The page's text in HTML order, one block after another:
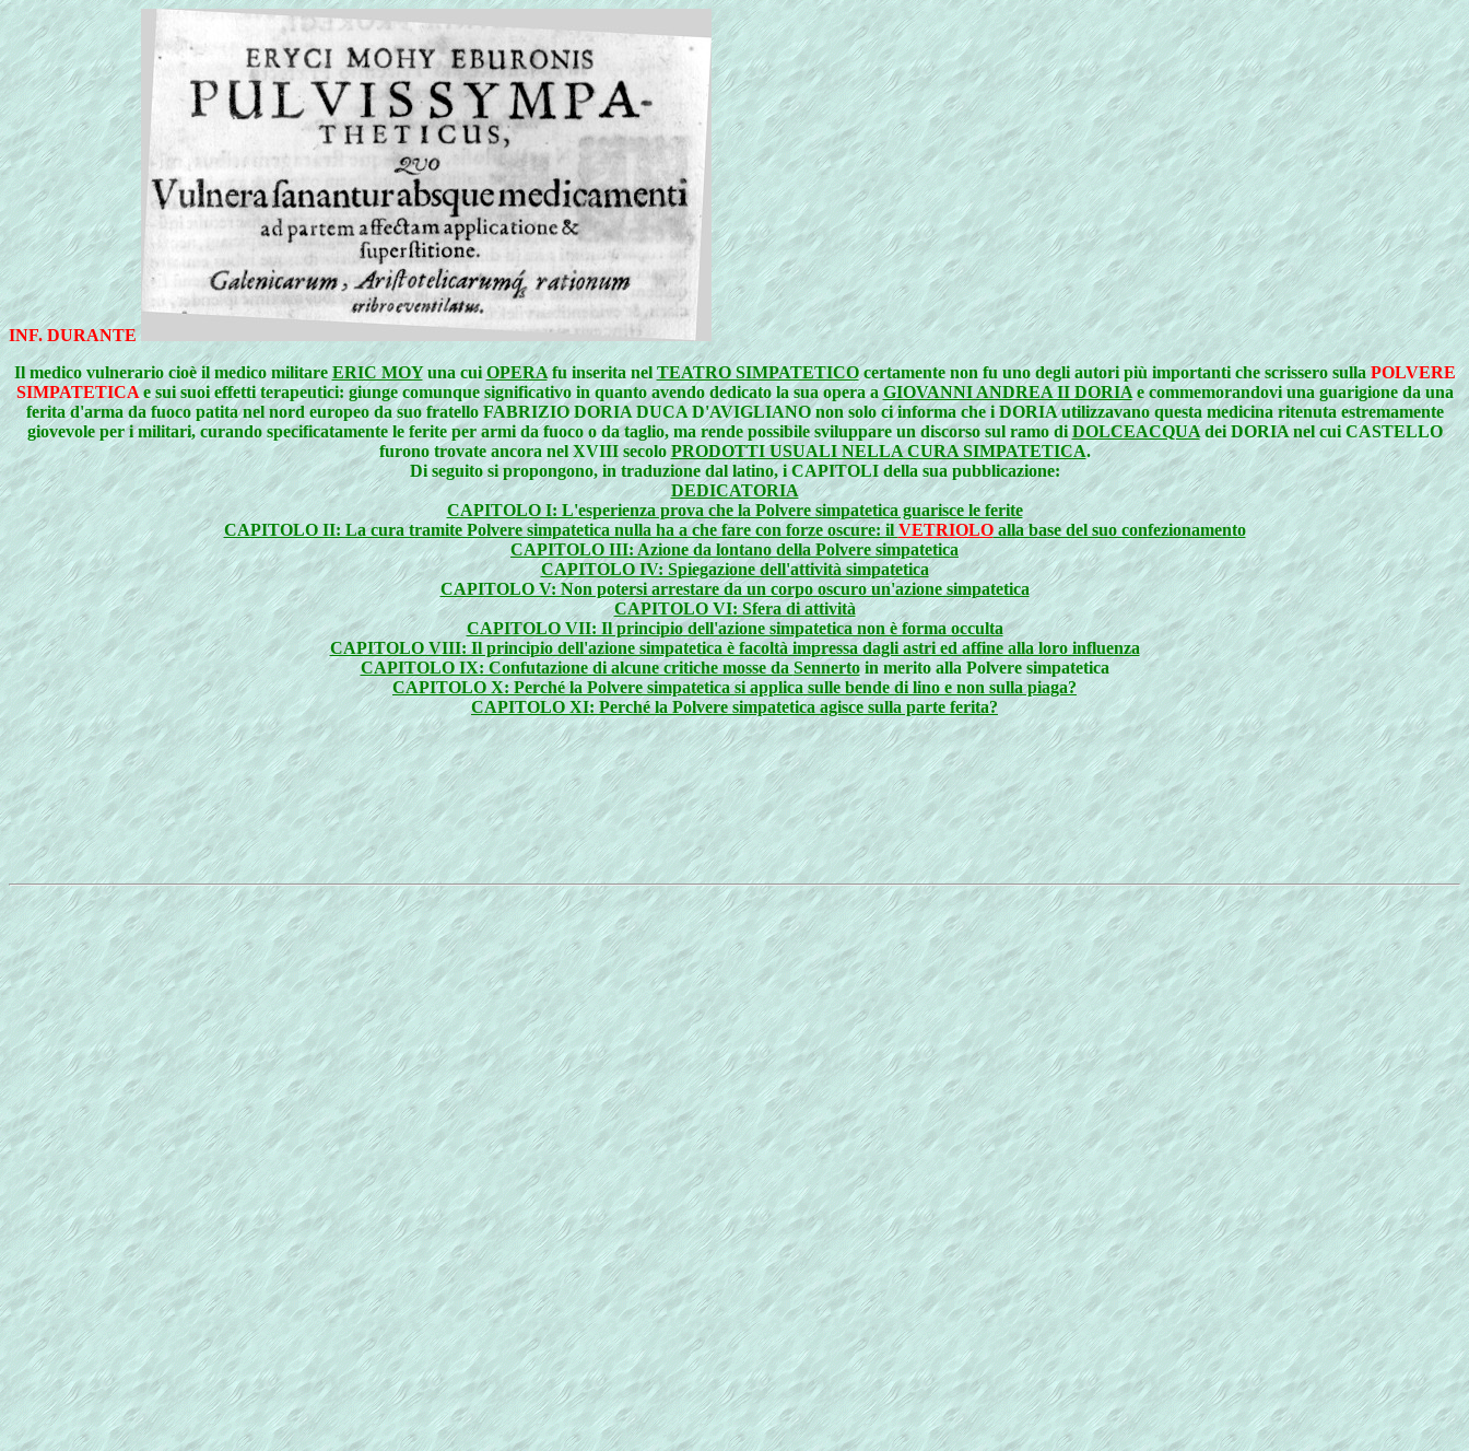
INF. DURANTE
Il medico vulnerario cioè il medico militareERIC MOYuna cuiOPERAfu inserita nelTEATRO SIMPATETICOcertamente non fu uno degli autori più importanti che scrissero sullaPOLVERE
SIMPATETICAe sui suoi effetti terapeutici: giunge comunque significativo in quanto avendo dedicato la sua opera aGIOVANNI ANDREA II DORIAe commemorandovi una guarigione da una
ferita d'arma da fuoco patita nel nord europeo da suo fratello FABRIZIO DORIA DUCA D'AVIGLIANO non solo ci informa che i DORIA utilizzavano questa medicina ritenuta estremamente
giovevole per i militari, curando specificatamente le ferite per armi da fuoco o da taglio, ma rende possibile sviluppare un discorso sul ramo diDOLCEACQUAdei DORIA nel cui CASTELLO
furono trovate ancora nel XVIII secoloPRODOTTI USUALI NELLA CURA SIMPATETICA.
Di seguito si propongono, in traduzione dal latino, i CAPITOLI della sua pubblicazione:
DEDICATORIA
CAPITOLO I: L'esperienza prova che la Polvere simpatetica guarisce le ferite
CAPITOLO II: La cura tramite Polvere simpatetica nulla ha a che fare con forze oscure: ilVETRIOLOalla base del suo confezionamento
CAPITOLO III: Azione da lontano della Polvere simpatetica
CAPITOLO IV: Spiegazione dell'attività simpatetica
CAPITOLO V: Non potersi arrestare da un corpo oscuro un'azione simpatetica
CAPITOLO VI: Sfera di attività
CAPITOLO VII: Il principio dell'azione simpatetica non è forma occulta
CAPITOLO VIII: Il principio dell'azione simpatetica è facoltà impressa dagli astri ed affine alla loro influenza
CAPITOLO IX: Confutazione di alcune critiche mosse daSennertoin merito alla Polvere simpatetica
CAPITOLO X: Perché la Polvere simpatetica si applica sulle bende di lino e non sulla piaga?
CAPITOLO XI: Perché la Polvere simpatetica agisce sulla parte ferita?